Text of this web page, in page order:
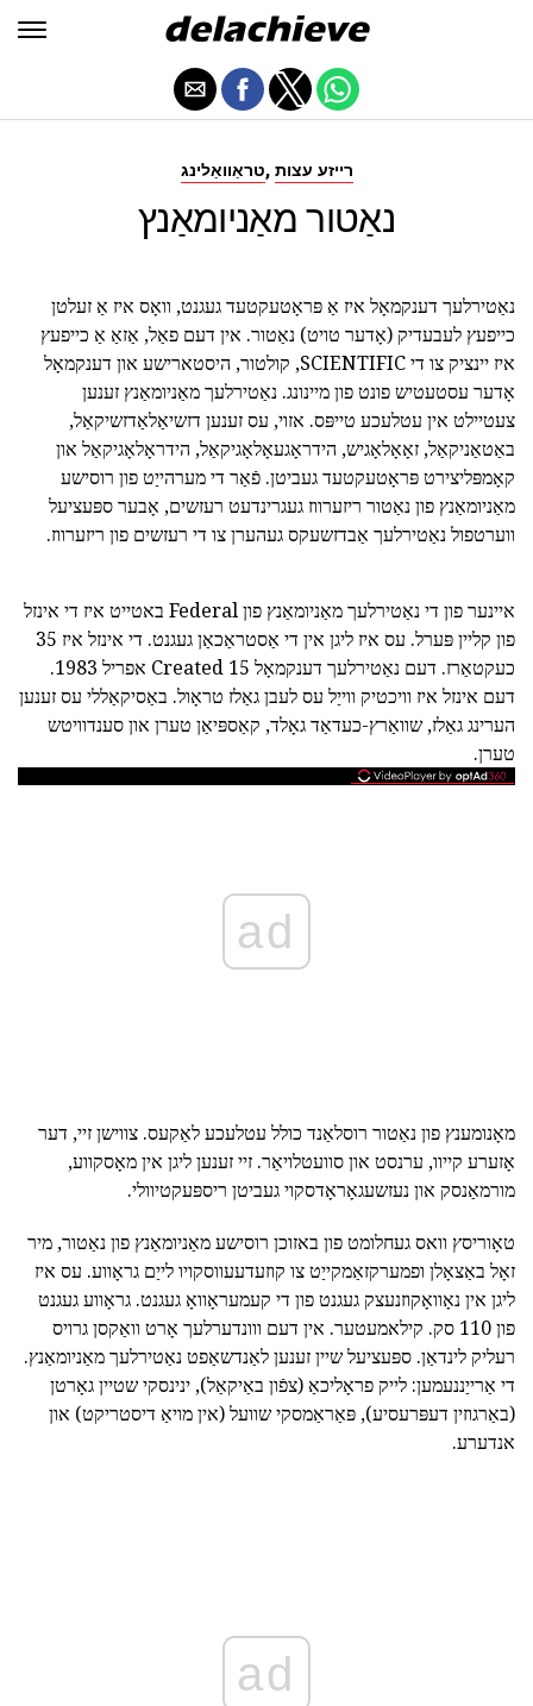
טראַוואַלינג, רייזע עצות
נאַטור מאַניומאַנץ
נאַטירלעך דענקמאָל איז אַ פּראָטעקטעד געגנט, וואָס איז אַ זעלטן
כייפעץ לעבעדיק (אָדער טויט) נאַטור. אין דעם פאַל, אַזאַ אַ כייפעץ
איז יינציק צו די SCIENTIFIC, קולטור, היסטארישע און דענקמאָל
אָדער עסטעטיש פונט פון מיינונג. נאַטירלעך מאַניומאַנץ זענען
צעטיילט אין עטלעכע טייפּס. אזוי, עס זענען דזשיאַלאַדזשיקאַל,
באַטאַניקאַל, זאָאָלאָגיש, הידראָגעאָלאָגיקאַל, הידראָלאָגיקאַל און
קאָמפּליצירט פּראָטעקטעד געביטן. פֿאַר די מערהייַט פון רוסישע
מאַניומאַנץ פון נאַטור ריזערווז געגרינדעט רעזשים, אָבער ספּעציעל
ווערטפול נאַטירלעך אַבדזשעקס געהערן צו די רעזשים פון ריזערווז.
איינער פון די נאַטירלעך מאַניומאַנץ פון Federal באטייט איז די אינזל
פון קליין פּערל. עס איז ליגן אין די אַסטראַכאַן געגנט. די אינזל איז 35
כעקטאַרז. דעם נאַטירלעך דענקמאָל Created 15 אפריל 1983.
דעם אינזל איז וויכטיק ווייַל עס לעבן גאַלז טראָול. באַסיקאַללי עס זענען
הערינג גאַלז, שוואַרץ-כעדאַד גאָלד, קאַספּיאַן טערן און סענדוויטש
טערן.
ad
מאָנומענץ פון נאַטור רוסלאַנד כולל עטלעכע לאַקעס. צווישן זיי, דער
אָזערע קייוו, ערנסט און סוועטלויאַר. זיי זענען ליגן אין מאָסקווע,
מורמאַנסק און נעזשעגאָראָדסקוי געביטן ריספּעקטיוולי.
טאָוריסץ וואס געחלומט פון באזוכן רוסישע מאַניומאַנץ פון נאַטור, מיר
זאָל באַצאָלן ופמערקזאַמקייַט צו קוזעדעעווסקויו לייַם גראָווע. עס איז
ליגן אין נאָוואָקוזנעצק געגנט פון די קעמעראָוואָ געגנט. גראָווע געגנט
פון 110 סק. קילאמעטער. אין דעם ווונדערלעך אָרט וואַקסן גרויס
רעליק לינדאַן. ספּעציעל שיין זענען לאַנדשאַפט נאַטירלעך מאַניומאַנץ.
די אַרייַננעמען: לייק פראָליכאַ (צפֿון באַיקאַל), ינינסקי שטיין גאָרטן
(באַרגוזין דעפּרעסיע), פּאַראַמסקי שוועל (אין מויאַ דיסטריקט) און
אנדערע.
ad